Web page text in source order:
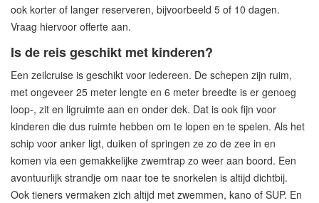
ook korter of langer reserveren, bijvoorbeeld 5 of 10 dagen.
Vraag hiervoor offerte aan.
Is de reis geschikt met kinderen?
Een zeilcruise is geschikt voor iedereen. De schepen zijn ruim,
met ongeveer 25 meter lengte en 6 meter breedte is er genoeg
loop-, zit en ligruimte aan en onder dek. Dat is ook fijn voor
kinderen die dus ruimte hebben om te lopen en te spelen. Als het
schip voor anker ligt, duiken of springen ze zo de zee in en
komen via een gemakkelijke zwemtrap zo weer aan boord. Een
avontuurlijk strandje om naar toe te snorkelen is altijd dichtbij.
Ook tieners vermaken zich altijd met zwemmen, kano of SUP. En